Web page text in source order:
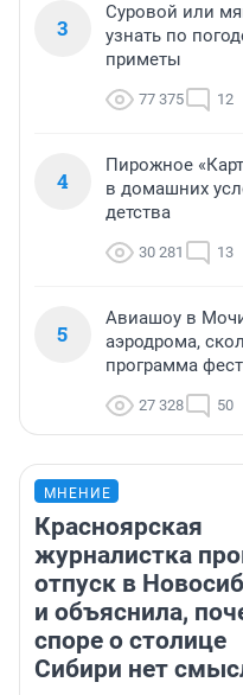
3
Суровой или
узнать по
приметы
77 375 12
4
Пирожное
в домашних
детства
30 281 13
5
Авиашоу в
аэродрома,
программа
27 328 50
МНЕНИЕ
Красноярская
журналистка
отпуск в
и объяснила,
споре о столице
Сибири нет